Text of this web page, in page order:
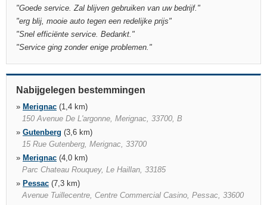
"Goede service. Zal blijven gebruiken van uw bedrijf. "
"erg blij, mooie auto tegen een redelijke prijs"
"Snel efficiënte service. Bedankt. "
"Service ging zonder enige problemen. "
Nabijgelegen bestemmingen
» Merignac (1,4 km)
150 Avenue De L'argonne, Merignac, 33700, B
» Gutenberg (3,6 km)
15 Rue Gutenberg, Merignac, 33700
» Merignac (4,0 km)
Parc Chateau Rouquey, Le Haillan, 33185
» Pessac (7,3 km)
Avenue Tuillecentre, Centre Commercial Casino, Pessac, 33600